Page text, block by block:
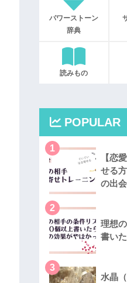
パワーストーン
辞典
読みもの
POPULAR
1
【恋
せる
の出
2
理想
書い
3
水晶